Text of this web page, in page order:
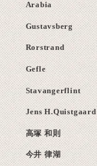
Arabia
Gustavsberg
Rorstrand
Gefle
Stavangerflint
Jens H.Quistgaard
高塚 和則
今井 律湖